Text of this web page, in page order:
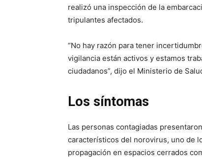
realizó una inspección de la
tripulantes afectados.
“No hay razón para tener
vigilancia están activos y estamos
ciudadanos”, dijo el Ministerio de
Los síntomas
Las personas contagiadas
característicos del norovirus, uno de
propagación en espacios cerrados